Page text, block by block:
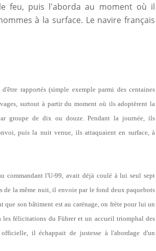
feu, puis l'aborda au moment où il
à la surface. Le navire français
rapportés (simple exemple parmi des centaines
surtout à partir du moment où ils adoptèrent la
groupe de dix ou douze. Pendant la journée, ils
puis la nuit venue, ils attaquaient en surface, à
commandant l'U-99, avait déjà coulé à lui seul sept
de la même nuit, il envoie par le fond deux paquebots
que son bâtiment est au carénage, on frète pour lui un
félicitations du Führer et un accueil triomphal des
il échappait de justesse à l'abordage d'un